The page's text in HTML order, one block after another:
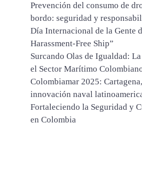
Prevención del consumo de
bordo: seguridad y
Día Internacional de la Gente
Harassment‑Free Ship”
Surcando Olas de Igualdad:
el Sector Marítimo
Colombiamar 2025:
innovación naval
Fortaleciendo la Seguridad y
en Colombia